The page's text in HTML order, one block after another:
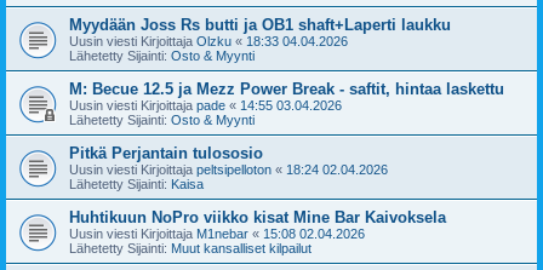
Myydään Joss Rs butti ja OB1 shaft+Laperti laukku
Uusin viesti Kirjoittaja Olzku « 18:33 04.04.2026
Lähetetty Sijainti: Osto & Myynti
M: Becue 12.5 ja Mezz Power Break - saftit, hintaa laskettu
Uusin viesti Kirjoittaja pade « 14:55 03.04.2026
Lähetetty Sijainti: Osto & Myynti
Pitkä Perjantain tulososio
Uusin viesti Kirjoittaja peltsipelloton « 18:24 02.04.2026
Lähetetty Sijainti: Kaisa
Huhtikuun NoPro viikko kisat Mine Bar Kaivoksela
Uusin viesti Kirjoittaja M1nebar « 15:08 02.04.2026
Lähetetty Sijainti: Muut kansalliset kilpailut